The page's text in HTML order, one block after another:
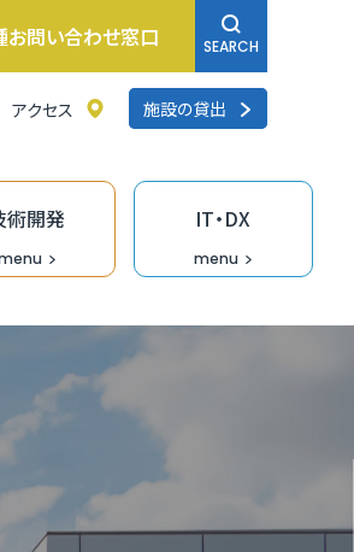
お問い合わせ窓口 SEARCH
アクセス 施設の貸出
援）助成金
援
進支援（Udemy
術開発
援事業
IT・DX
menu
戦略策定］